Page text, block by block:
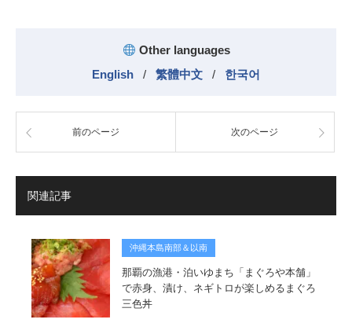
Other languages
English
/ 繁體中文 / 한국어
前のページ 次のページ
関連記事
沖縄本島南部＆以南
那覇の漁港・泊いゆまち「まぐろや本舗」
で赤身、漬け、ネギトロが楽しめるまぐろ
三色丼